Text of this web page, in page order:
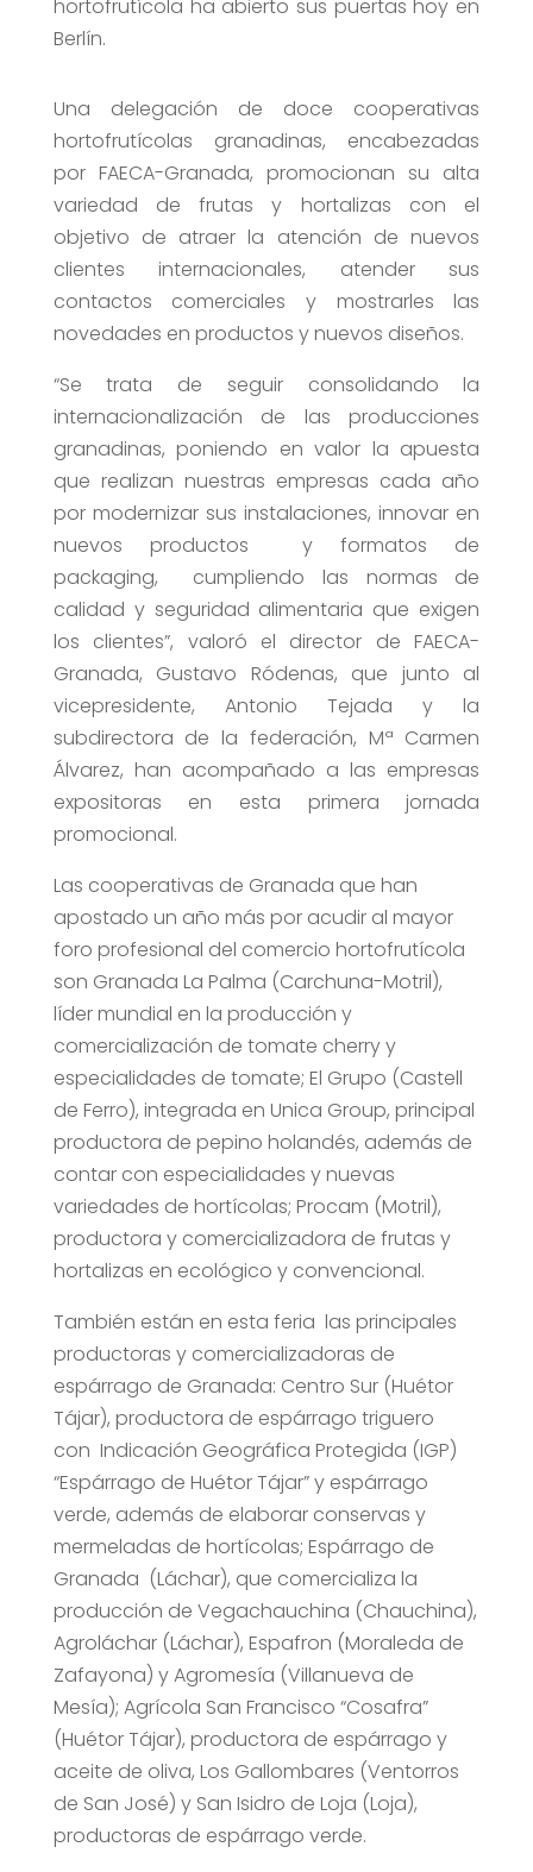
hortofrutícola ha abierto sus puertas hoy en
Berlín.
Una delegación de doce cooperativas
hortofrutícolas granadinas, encabezadas
por FAECA-Granada, promocionan su alta
variedad de frutas y hortalizas con el
objetivo de atraer la atención de nuevos
clientes internacionales, atender sus
contactos comerciales y mostrarles las
novedades en productos y nuevos diseños.
“Se trata de seguir consolidando la
internacionalización de las producciones
granadinas, poniendo en valor la apuesta
que realizan nuestras empresas cada año
por modernizar sus instalaciones, innovar en
nuevos productos y formatos de
packaging, cumpliendo las normas de
calidad y seguridad alimentaria que exigen
los clientes”, valoró el director de FAECA-
Granada, Gustavo Ródenas, que junto al
vicepresidente, Antonio Tejada y la
subdirectora de la federación, Mª Carmen
Álvarez, han acompañado a las empresas
expositoras en esta primera jornada
promocional.
Las cooperativas de Granada que han
apostado un año más por acudir al mayor
foro profesional del comercio hortofrutícola
son Granada La Palma (Carchuna-Motril),
líder mundial en la producción y
comercialización de tomate cherry y
especialidades de tomate; El Grupo (Castell
de Ferro), integrada en Unica Group, principal
productora de pepino holandés, además de
contar con especialidades y nuevas
variedades de hortícolas; Procam (Motril),
productora y comercializadora de frutas y
hortalizas en ecológico y convencional.
También están en esta feria las principales
productoras y comercializadoras de
espárrago de Granada: Centro Sur (Huétor
Tájar), productora de espárrago triguero
con Indicación Geográfica Protegida (IGP)
“Espárrago de Huétor Tájar” y espárrago
verde, además de elaborar conservas y
mermeladas de hortícolas; Espárrago de
Granada (Láchar), que comercializa la
producción de Vegachauchina (Chauchina),
Agroláchar (Láchar), Espafron (Moraleda de
Zafayona) y Agromesía (Villanueva de
Mesía); Agrícola San Francisco “Cosafra”
(Huétor Tájar), productora de espárrago y
aceite de oliva, Los Gallombares (Ventorros
de San José) y San Isidro de Loja (Loja),
productoras de espárrago verde.